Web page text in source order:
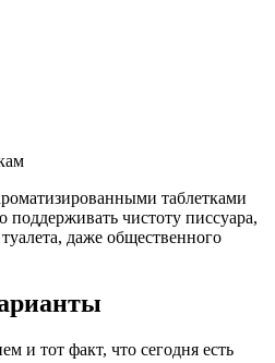
таблетками
поддерживать чистоту писсуара,
даже общественного
и тот факт, что сегодня есть